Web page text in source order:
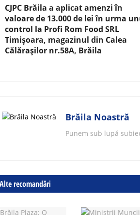
CJPC Brăila a aplicat amenzi în
valoare de 13.000 de lei în urma
control la Profi Rom Food SRL
Timișoara, magazinul din Calea
Călărașilor nr.58A, Brăila
Brăila Noastră
Punem sub lupă
Alte recomandări